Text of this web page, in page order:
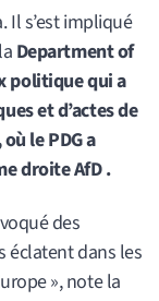
Il s’est impliqué
Department of
politique qui a
et d’actes de
le PDG a
droite AfD .
des
éclatent dans les
», note la